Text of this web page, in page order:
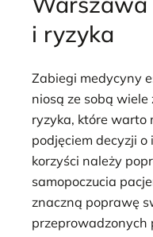
i ryzyka
Zabiegi medycyny
niosą ze sobą
ryzyka, które warto
podjęciem decyzji o
korzyści należy
samopoczucia
znaczną poprawę
przeprowadzonych